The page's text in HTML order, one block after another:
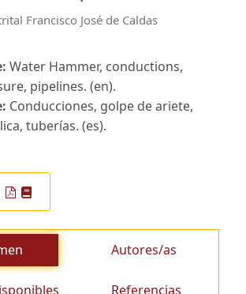
Francisco José de Caldas
Water Hammer, conductions,
pipelines. (en).
Conducciones, golpe de ariete,
tuberías. (es).
Autores/as
Referencias